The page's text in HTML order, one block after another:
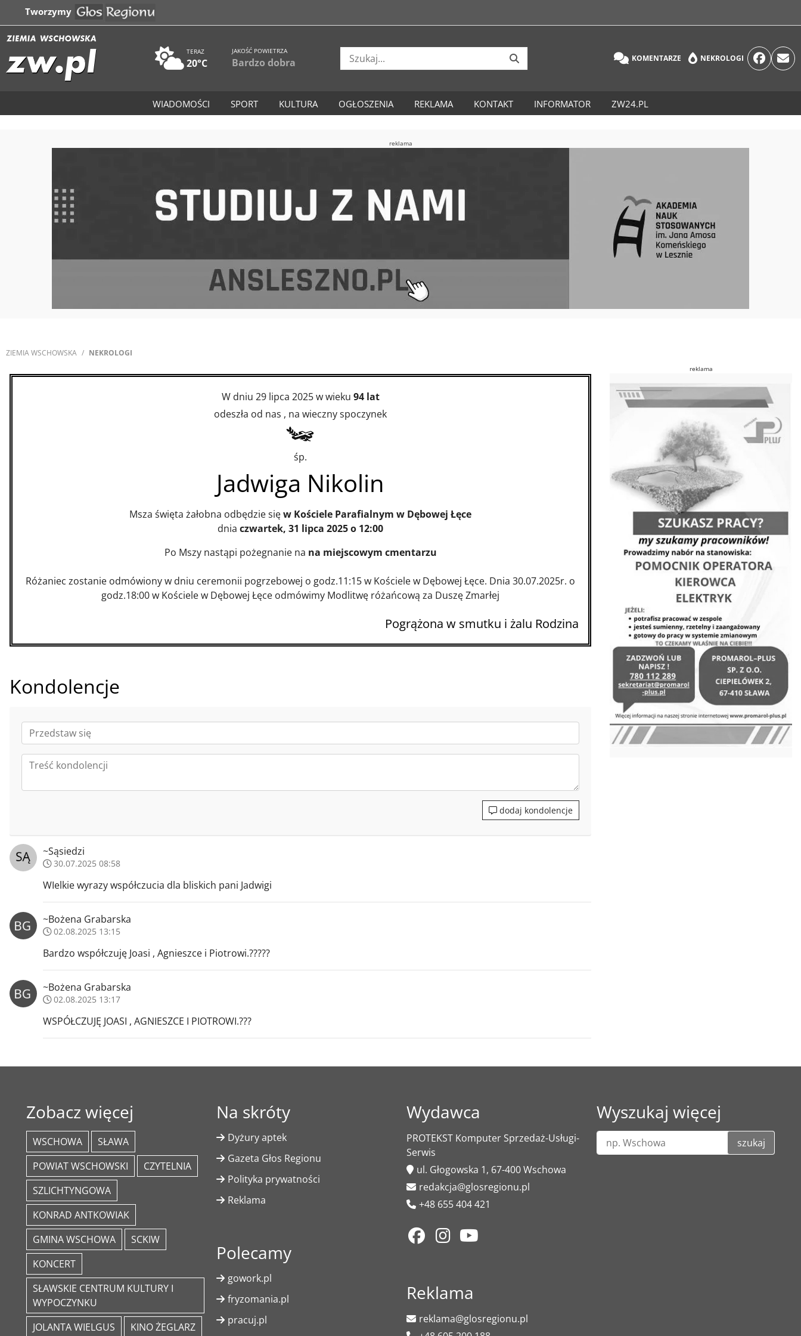
Tworzymy
TERAZ
20°C
JAKOŚĆ POWIETRZA
Bardzo dobra KOMENTARZE NEKROLOGI
WIADOMOŚCI SPORT KULTURA OGŁOSZENIA REKLAMA KONTAKT INFORMATOR ZW24.PL
reklama
ZIEMIA WSCHOWSKA NEKROLOGI
W dniu 29 lipca 2025 w wieku 94 lat
odeszła od nas , na wieczny spoczynek
śp.
Jadwiga Nikolin
Msza święta żałobna odbędzie sięw Kościele Parafialnym w Dębowej Łęce
dnia czwartek, 31 lipca 2025 o 12:00
Po Mszy nastąpi pożegnanie na na miejscowym cmentarzu
Różaniec zostanie odmówiony w dniu ceremonii pogrzebowej o godz.11:15 w Kościele w Dębowej Łęce. Dnia 30.07.2025r. o
godz.18:00 w Kościele w Dębowej Łęce odmówimy Modlitwę różańcową za Duszę Zmarłej
Pogrążona w smutku i żalu Rodzina
Kondolencje
dodaj kondolencje
~Sąsiedzi
30.07.2025 08:58
WIelkie wyrazy współczucia dla bliskich pani Jadwigi
~Bożena Grabarska
02.08.2025 13:15
Bardzo współczuję Joasi , Agnieszce i Piotrowi.?????
~Bożena Grabarska
02.08.2025 13:17
WSPÓŁCZUJĘ JOASI , AGNIESZCE I PIOTROWI.???
reklama
Zobacz więcej
WSCHOWA
SŁAWA
POWIAT WSCHOWSKI
CZYTELNIA
SZLICHTYNGOWA
KONRAD ANTKOWIAK
GMINA WSCHOWA
SCKIW
KONCERT
SŁAWSKIE CENTRUM KULTURY I
WYPOCZYNKU
JOLANTA WIELGUS
KINO ŻEGLARZ
Na skróty
Dyżury aptek
Gazeta Głos Regionu
Polityka prywatności
Reklama
Polecamy
gowork.pl
fryzomania.pl
pracuj.pl
Wydawca
PROTEKST Komputer Sprzedaż-Usługi-
Serwis
ul. Głogowska 1, 67-400 Wschowa
redakcja@glosregionu.pl
+48 655 404 421
Reklama
reklama@glosregionu.pl
Wyszukaj więcej
szukaj